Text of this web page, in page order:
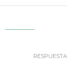
RESPUESTA